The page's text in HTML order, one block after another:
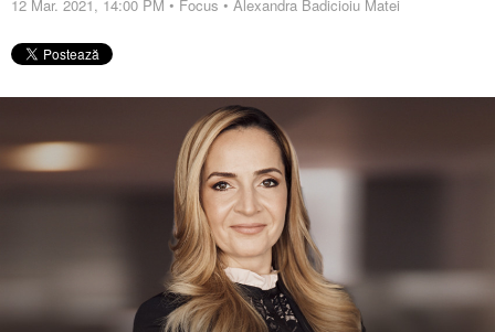
12 Mar. 2021, 14:00 PM • Focus • Alexandra Badicioiu Matei